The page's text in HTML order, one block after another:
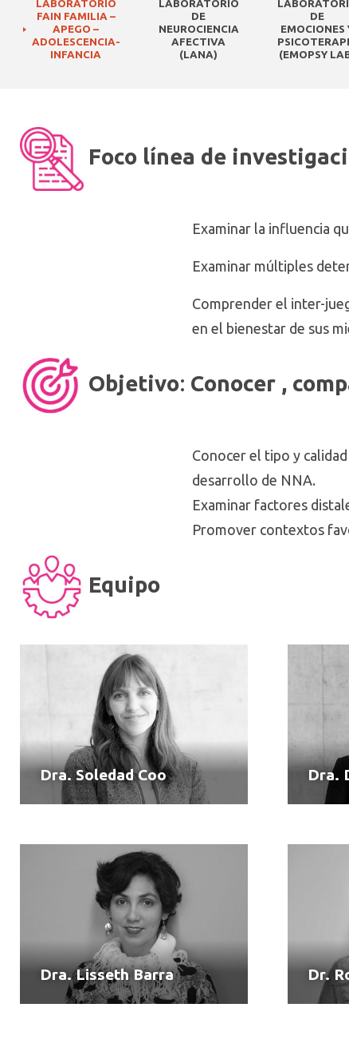
LABORATORIO
FAIN FAMILIA –
APEGO –
ADOLESCENCIA-
INFANCIA
LABORATORIO
DE
NEUROCIENCIA
AFECTIVA
(LANA)
DE
EMOCIONES
(EMOPSY
Foco línea de
Examinar la influencia
Examinar múltiples
Comprender el inter-
en el bienestar de sus
Objetivo: Conocer ,
Conocer el tipo y
desarrollo de NNA.
Examinar factores
Promover contextos
Equipo
Dra. Soledad Coo Dra.
Dra. Lisseth Barra Dr.